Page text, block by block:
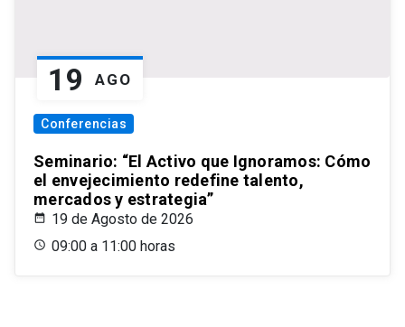
19 AGO
Conferencias
Seminario: “El Activo que Ignoramos: Cómo
el envejecimiento redefine talento,
mercados y estrategia”
19 de Agosto de 2026
09:00 a 11:00 horas